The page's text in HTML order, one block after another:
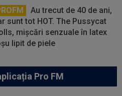
Au trecut de 40 de ani,
sunt tot HOT. The Pussycat
mișcări senzuale în latex
lipit de piele
Pro FM